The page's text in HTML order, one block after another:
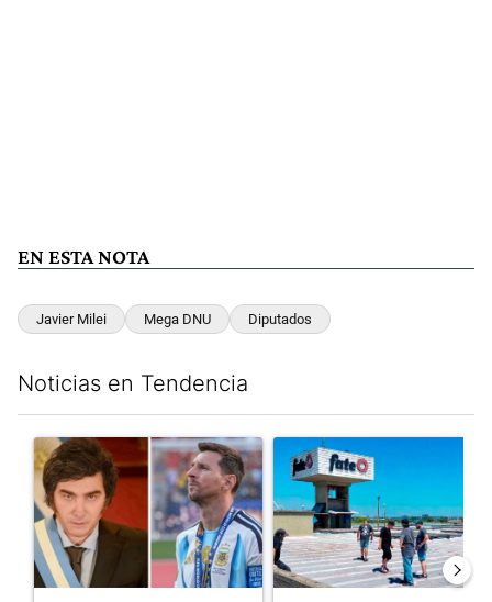
EN ESTA NOTA
Javier Milei Mega DNU Diputados
Noticias en Tendencia
Un artículo de tendencia con el título "Milei despidió a Jorge
Un artículo de tendencia